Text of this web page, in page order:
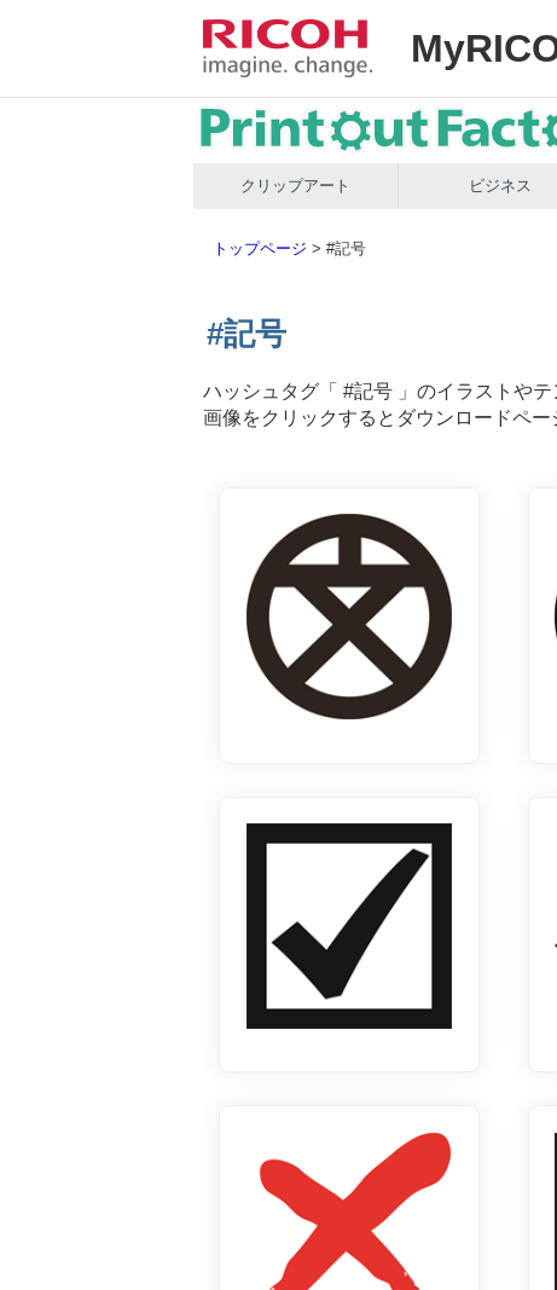
クリップアート ビジネス
トップページ > #記号
#記号
ハッシュタグ「 #記号 」のイラストや
画像をクリックするとダウンロードペー